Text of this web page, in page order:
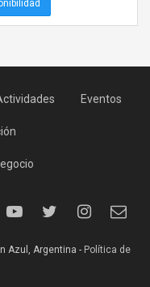
Eventos
Azul, Argentina - Política de